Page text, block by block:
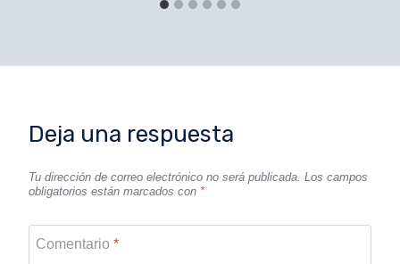
Deja una respuesta
Tu dirección de correo electrónico no será publicada. Los campos
obligatorios están marcados con *
Comentario *